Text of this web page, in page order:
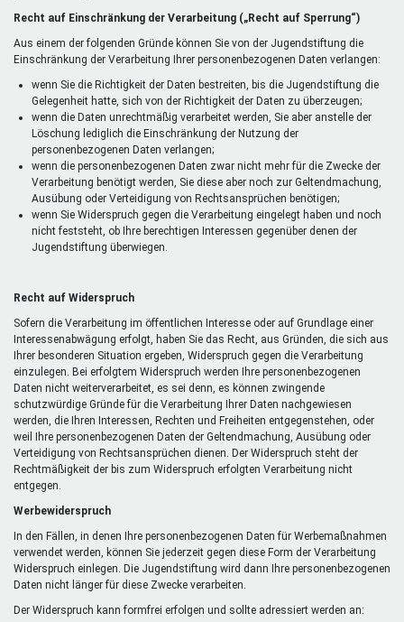
Recht auf Einschränkung der Verarbeitung („Recht auf Sperrung“)
Aus einem der folgenden Gründe können Sie von der Jugendstiftung die
Einschränkung der Verarbeitung Ihrer personenbezogenen Daten verlangen:
wenn Sie die Richtigkeit der Daten bestreiten, bis die Jugendstiftung die
Gelegenheit hatte, sich von der Richtigkeit der Daten zu überzeugen;
wenn die Daten unrechtmäßig verarbeitet werden, Sie aber anstelle der
Löschung lediglich die Einschränkung der Nutzung der
personenbezogenen Daten verlangen;
wenn die personenbezogenen Daten zwar nicht mehr für die Zwecke der
Verarbeitung benötigt werden, Sie diese aber noch zur Geltendmachung,
Ausübung oder Verteidigung von Rechtsansprüchen benötigen;
wenn Sie Widerspruch gegen die Verarbeitung eingelegt haben und noch
nicht feststeht, ob Ihre berechtigen Interessen gegenüber denen der
Jugendstiftung überwiegen.
Recht auf Widerspruch
Sofern die Verarbeitung im öffentlichen Interesse oder auf Grundlage einer
Interessenabwägung erfolgt, haben Sie das Recht, aus Gründen, die sich aus
Ihrer besonderen Situation ergeben, Widerspruch gegen die Verarbeitung
einzulegen. Bei erfolgtem Widerspruch werden Ihre personenbezogenen
Daten nicht weiterverarbeitet, es sei denn, es können zwingende
schutzwürdige Gründe für die Verarbeitung Ihrer Daten nachgewiesen
werden, die Ihren Interessen, Rechten und Freiheiten entgegenstehen, oder
weil Ihre personenbezogenen Daten der Geltendmachung, Ausübung oder
Verteidigung von Rechtsansprüchen dienen. Der Widerspruch steht der
Rechtmäßigkeit der bis zum Widerspruch erfolgten Verarbeitung nicht
entgegen.
Werbewiderspruch
In den Fällen, in denen Ihre personenbezogenen Daten für Werbemaßnahmen
verwendet werden, können Sie jederzeit gegen diese Form der Verarbeitung
Widerspruch einlegen. Die Jugendstiftung wird dann Ihre personenbezogenen
Daten nicht länger für diese Zwecke verarbeiten.
Der Widerspruch kann formfrei erfolgen und sollte adressiert werden an: